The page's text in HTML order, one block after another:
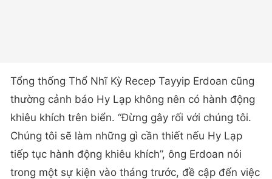
Tổng thống Thổ Nhĩ Kỳ Recep Tayyip Erdoan cũng
thường cảnh báo Hy Lạp không nên có hành động
khiêu khích trên biển. “Đừng gây rối với chúng tôi.
Chúng tôi sẽ làm những gì cần thiết nếu Hy Lạp
tiếp tục hành động khiêu khích”, ông Erdoan nói
trong một sự kiện vào tháng trước, đề cập đến việc